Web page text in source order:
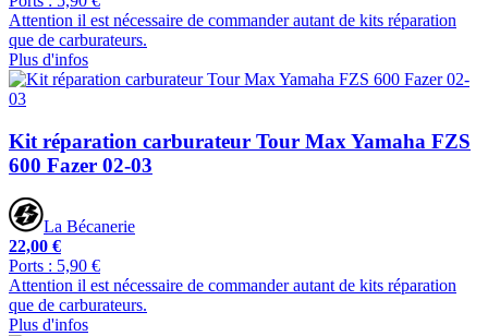
Attention il est nécessaire de commander autant de kits réparation
que de carburateurs.
Plus d'infos
Kit réparation carburateur Tour Max Yamaha FZS
600 Fazer 02-03
La Bécanerie
22,00 €
Ports : 5,90 €
Attention il est nécessaire de commander autant de kits réparation
que de carburateurs.
Plus d'infos